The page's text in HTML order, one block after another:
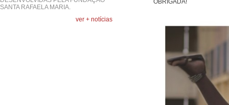
OBRIGADA!
SANTA RAFAELA MARIA.
ver + notícias